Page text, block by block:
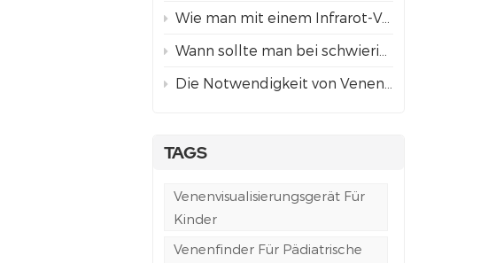
Wie man mit einem Infrarot-Venenfinder Venen für ein sicheres Einführen von Nadeln findet
Wann sollte man bei schwierigem Venenzugang einen Venenfinder mit Projektion anstelle einer ultraschallgestützten Punktion verwenden?
Die Notwendigkeit von Venenfindern in der Notfall- und Rettungswagenversorgung
TAGS
Venenvisualisierungsgerät Für
Kinder
Venenfinder Für Pädiatrische